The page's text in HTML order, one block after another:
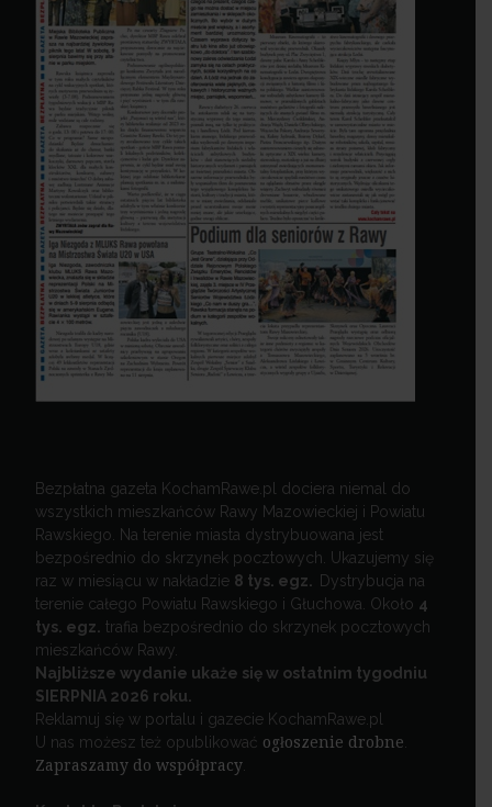
Bezpłatna gazeta KochamRawe.pl dociera niemal do
wszystkich mieszkańców Rawy Mazowieckiej i Powiatu
Rawskiego. Na terenie miasta dystrybuowana jest
bezpośrednio do skrzynek pocztowych. Ukazujemy się
raz w miesiącu w nakładzie 8 tys. egz.
Dystrybucja na
terenie całego Powiatu Rawskiego i Głuchowa. Około 4
tys. egz. trafia bezpośrednio do skrzynek pocztowych
mieszkańców Rawy.
Najbliższe wydanie ukaże się w ostatnim tygodniu
SIERPNIA 2026 roku.
Reklamuj się w portalu i gazecie KochamRawe.pl
U nas możesz też opublikować ogłoszenie drobne
Zapraszamy do współpracy.